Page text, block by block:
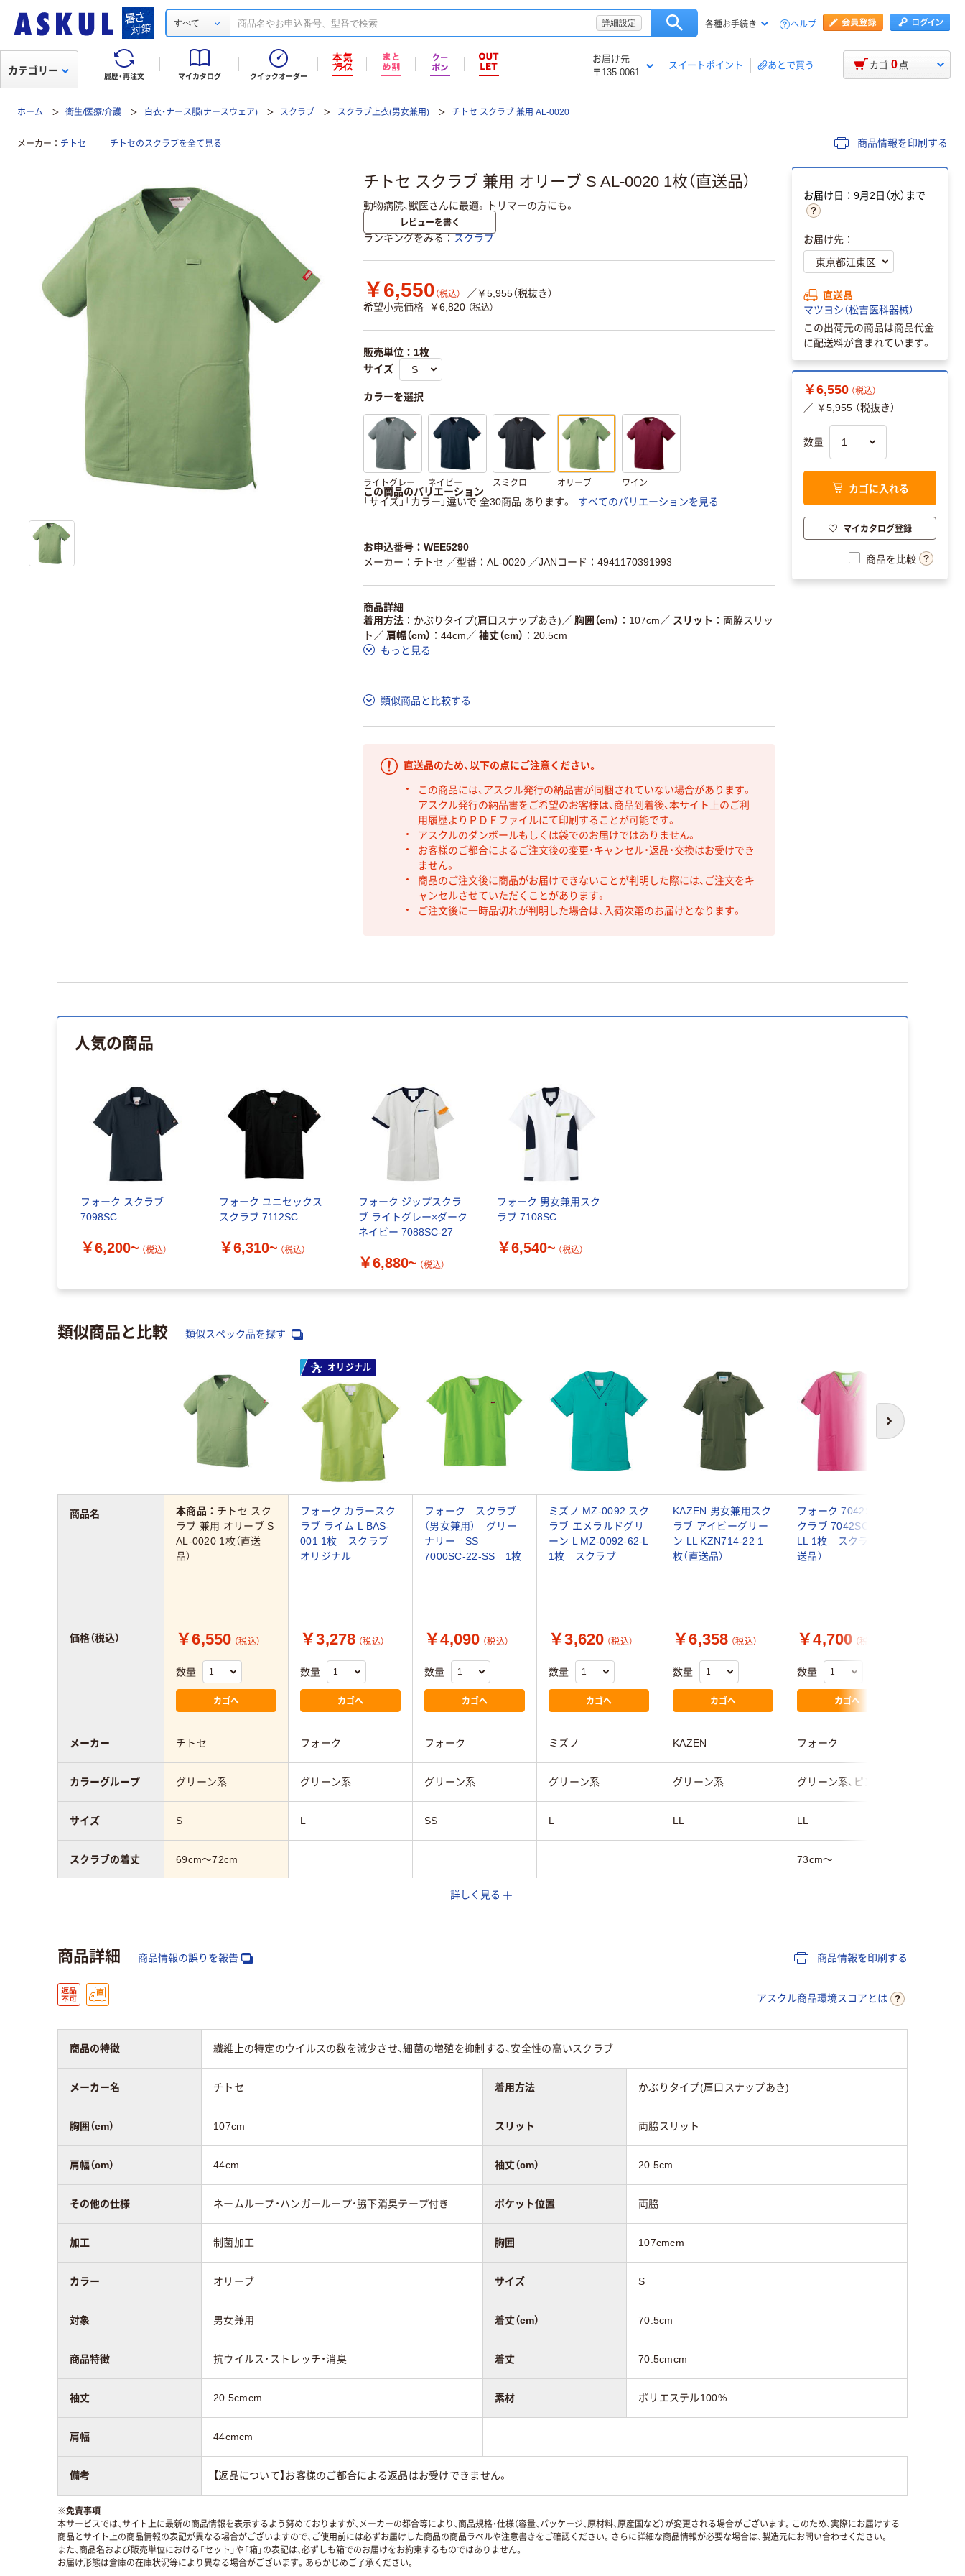
すべて 詳細設定 各種お手続き ヘルプ
履歴・再注文 マイカタログ クイックオーダー
お届け先
〒135-0061
スイートポイント あとで買う
カテゴリー カゴ 0 点
ホーム 衛生/医療/介護 白衣・ナース服(ナースウェア) スクラブ スクラブ上衣(男女兼用) チトセ スクラブ 兼用 AL-0020
メーカー チトセ チトセのスクラブを全て見る 商品情報を印刷する
チトセ スクラブ 兼用 オリーブ S AL-0020 1枚（直送品）
動物病院、獣医さんに最適。トリマーの方にも。
レビューを書く
ランキングをみる スクラブ
￥6,550 （税込）
／￥5,955（税抜き）
希望小売価格 ￥6,820 （税込）
販売単位：1枚
サイズ
カラーを選択
ライトグレー ネイビー スミクロ オリーブ ワイン
この商品のバリエーション
「サイズ」「カラー」違いで 全30商品 あります。
すべてのバリエーションを見る
お申込番号：WEE5290
メーカー：チトセ ／型番：AL-0020 ／JANコード：4941170391993
商品詳細
着用方法
かぶりタイプ(肩口スナップあき) ／ 胸囲（cm） 107cm ／ スリット
両脇スリッ
ト ／ 肩幅（cm） 44cm ／ 袖丈（cm）
20.5cm
もっと見る
類似商品と比較する
直送品のため、以下の点にご注意ください。
この商品には、アスクル発行の納品書が同梱されていない場合があります。
アスクル発行の納品書をご希望のお客様は、商品到着後、本サイト上のご利
用履歴よりＰＤＦファイルにて印刷することが可能です。
アスクルのダンボールもしくは袋でのお届けではありません。
お客様のご都合によるご注文後の変更・キャンセル・返品・交換はお受けでき
ません。
商品のご注文後に商品がお届けできないことが判明した際には、ご注文をキ
ャンセルさせていただくことがあります。
ご注文後に一時品切れが判明した場合は、入荷次第のお届けとなります。
お届け日：9月2日（水）まで
お届け先：
直送品
マツヨシ（松吉医科器械）
この出荷元の商品は商品代金
に配送料が含まれています。
￥6,550 （税込）
／ ￥5,955 （税抜き）
数量
カゴに入れる
マイカタログ登録
商品を比較
人気の商品
フォーク スクラブ
7098SC
￥6,200~ （税込）
フォーク ユニセックス
スクラブ 7112SC
￥6,310~ （税込）
フォーク ジップスクラ
ブ ライトグレー×ダーク
ネイビー 7088SC-27
￥6,880~ （税込）
フォーク 男女兼用スク
ラブ 7108SC
￥6,540~ （税込）
類似商品と比較 類似スペック品を探す
次へ
オリジナル
本商品： チトセ スク
ラブ 兼用 オリーブ S
AL-0020 1枚（直送
品）
フォーク カラースク
ラブ ライム L BAS-
001 1枚 スクラブ
オリジナル
フォーク スクラブ
（男女兼用） グリー
ナリー SS
7000SC-22-SS 1枚
ミズノ MZ-0092 スク
ラブ エメラルドグリ
ーン L MZ-0092-62-L
1枚 スクラブ
KAZEN 男女兼用スク
ラブ アイビーグリー
ン LL KZN714-22 1
枚（直送品）
フォーク 7042SC ス
クラブ 7042SC-13-
LL 1枚 スクラブ（直
送品）
￥6,550 （税込）
数量
カゴへ
￥3,278 （税込）
数量
カゴへ
￥4,090 （税込）
数量
カゴへ
￥3,620 （税込）
数量
カゴへ
￥6,358 （税込）
数量
カゴへ
￥4,700 （税込）
数量
カゴへ
チトセ フォーク フォーク ミズノ KAZEN フォーク
グリーン系 グリーン系 グリーン系 グリーン系 グリーン系 グリーン系、ピンク系
S L SS L LL LL
69cm～72cm 73cm～
ポリエステル100%
スクラブポプリン（ポ
スクラブポプリン（ポ
リエステル65%・綿
ストレッチトロピカ
商品名
価格（税込）
メーカー
カラーグループ
サイズ
スクラブの着丈
素材
スコア
詳しく見る
商品詳細 商品情報の誤りを報告 商品情報を印刷する
アスクル商品環境スコアとは
商品の特徴 繊維上の特定のウイルスの数を減少させ、細菌の増殖を抑制する、安全性の高いスクラブ
メーカー名 チトセ 着用方法 かぶりタイプ(肩口スナップあき)
胸囲（cm） 107cm スリット 両脇スリット
肩幅（cm） 44cm 袖丈（cm） 20.5cm
その他の仕様 ネームループ・ハンガーループ・脇下消臭テープ付き ポケット位置 両脇
加工 制菌加工 胸囲 107cmcm
カラー オリーブ サイズ S
対象 男女兼用 着丈（cm） 70.5cm
商品特徴 抗ウイルス・ストレッチ・消臭 着丈 70.5cmcm
袖丈 20.5cmcm 素材 ポリエステル100%
肩幅 44cmcm
備考 【返品について】お客様のご都合による返品はお受けできません。
※免責事項
本サービスでは、サイト上に最新の商品情報を表示するよう努めておりますが、メーカーの都合等により、商品規格・仕様（容量、パッケージ、原材料、原産国など）が変更される場合がございます。このため、実際にお届けする
商品とサイト上の商品情報の表記が異なる場合がございますので、ご使用前には必ずお届けした商品の商品ラベルや注意書きをご確認ください。さらに詳細な商品情報が必要な場合は、製造元にお問い合わせください。
また、商品名および販売単位における「セット」や「箱」の表記は、必ずしも箱でのお届けをお約束するものではありません。
お届け形態は倉庫の在庫状況等により異なる場合がございます。あらかじめご了承ください。